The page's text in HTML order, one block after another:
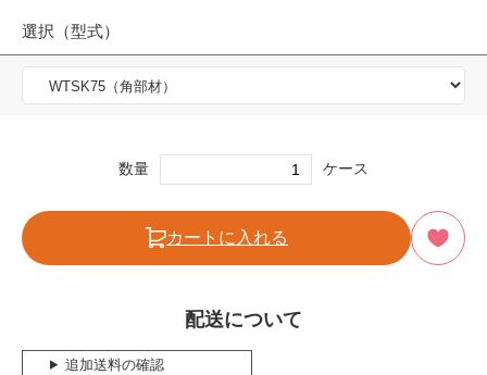
選択（型式）
数量 ケース
カートに入れる
配送について
追加送料の確認